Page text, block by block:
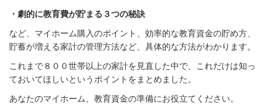
・劇的に教育費が貯まる３つの秘訣
など、マイホーム購入のポイント、効率的な教育資金の貯め方、
貯蓄が増える家計の管理方法など、 具体的な方法がわかります。
これまで８００世帯以上の家計を見直した中で、これだけは知っ
ておいてほしいというポイントをまとめました。
あなたのマイホーム、教育資金の準備にお役立てください。